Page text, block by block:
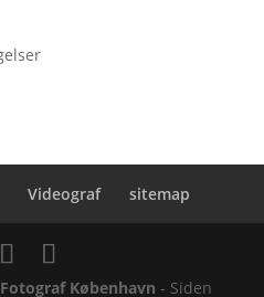
Videograf sitemap
Fotograf København - Siden